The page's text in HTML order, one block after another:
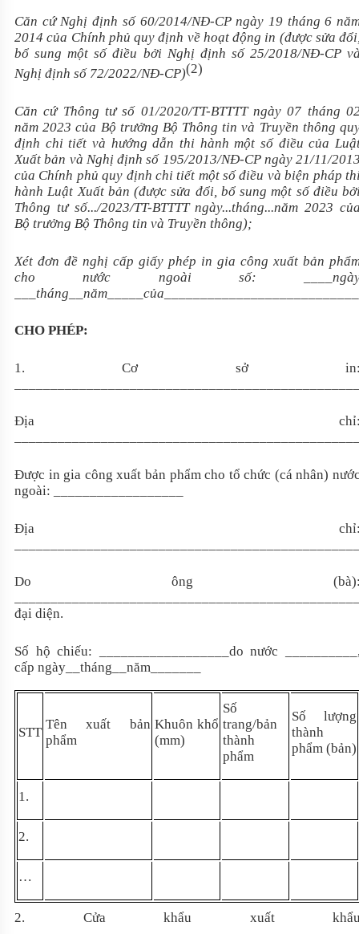
Căn cứ Nghị định số 60/2014/NĐ-CP ngày 19 tháng 6
2014 của Chính phủ quy định về hoạt động in (được sửa
bổ sung một số điều bởi Nghị định số 25/2018/NĐ-CP
Nghị định số 72/2022/NĐ-CP)(2)
Căn cứ Thông tư số 01/2020/TT-BTTTT ngày 07 tháng
năm 2023 của Bộ trưởng Bộ Thông tin và Truyền thông
định chi tiết và hướng dẫn thi hành một số điều của
Xuất bản và Nghị định số 195/2013/NĐ-CP ngày 21/11/
của Chính phủ quy định chi tiết một số điều và biện pháp
hành Luật Xuất bản (được sửa đổi, bổ sung một số điều
Thông tư số.../2023/TT-BTTTT ngày...tháng...năm 2023
Bộ trưởng Bộ Thông tin và Truyền thông);
Xét đơn đề nghị cấp giấy phép in gia công xuất bản
cho nước ngoài số:
tháng năm của
CHO PHÉP:
1. Cơ sở
Địa chỉ
Được in gia công xuất bản phẩm cho tổ chức (cá nhân)
ngoài:
Địa chỉ
Do ông (bà
đại diện.
Số hộ chiếu: do nước
cấp ngày
tháng năm
STT
Tên xuất bản
phẩm
Khuôn khổ
(mm)
Số
trang/bản
thành
phẩm
Số lượng
thành
phẩm (bản)
1.
2.
…
2. Cửa khẩu xuất